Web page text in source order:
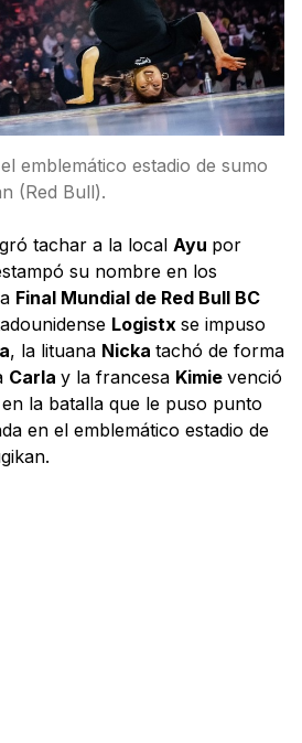
emblemático estadio de sumo
(Red Bull).
tachar a la local Ayu por
su nombre en los
Final Mundial de Red Bull BC
Logistx se impuso
, la lituana Nicka tachó de forma
Carla y la francesa Kimie venció
en la batalla que le puso punto
en el emblemático estadio de